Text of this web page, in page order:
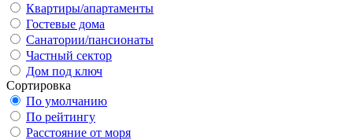
Квартиры/апартаменты
Гостевые дома
Санатории/пансионаты
Частный сектор
Дом под ключ
Сортировка
По умолчанию
По рейтингу
Расстояние от моря